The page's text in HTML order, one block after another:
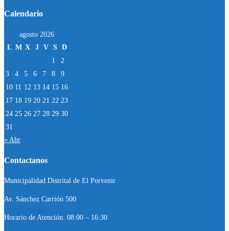
Calendario
agosto 2026
L M X J V S D
1
2
3
4 5 6 7 8
9
10 11 12 13 14 15 16
17 18 19 20 21 22 23
24 25 26 27 28 29 30
31
« Abr
Contactanos
Municipalidad Distrital de El Porvenir
Av. Sánchez Carrión 500
Horario de Atención: 08:00 – 16:30